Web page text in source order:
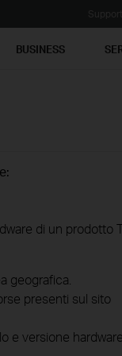
BUSINESS
di un prodotto
geografica.
presenti sul sito
e versione